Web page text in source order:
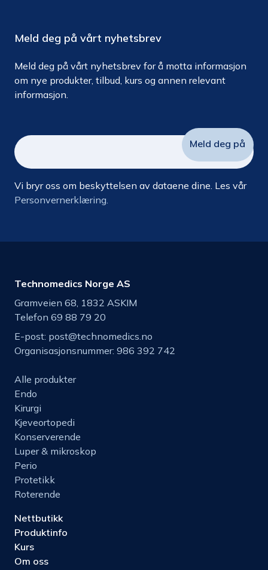
Meld deg på vårt nyhetsbrev
Meld deg på vårt nyhetsbrev for å motta informasjon
om nye produkter, tilbud, kurs og annen relevant
informasjon.
Vi bryr oss om beskyttelsen av dataene dine. Les vår
Personvernerklæring.
Technomedics Norge AS
Gramveien 68, 1832 ASKIM
Telefon 69 88 79 20
E-post: post@technomedics.no
Organisasjonsnummer: 986 392 742
Alle produkter
Endo
Kirurgi
Kjeveortopedi
Konserverende
Luper & mikroskop
Perio
Protetikk
Roterende
Nettbutikk
Produktinfo
Kurs
Om oss